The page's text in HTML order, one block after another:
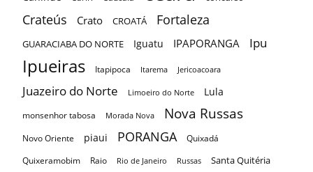
Crateús Crato CROATÁ Fortaleza
GUARACIABA DO NORTE Iguatu IPAPORANGA Ipu
Ipueiras Itapipoca Itarema Jericoacoara
Juazeiro do Norte Limoeiro do Norte Lula
monsenhor tabosa Morada Nova Nova Russas
Novo Oriente piaui PORANGA
Quixadá
Quixeramobim
Raio Rio de Janeiro Russas Santa Quitéria